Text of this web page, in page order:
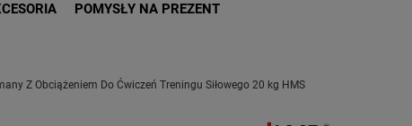
POMYSŁY NA PREZENT
Z Obciążeniem Do Ćwiczeń Treningu Siłowego 20 kg HMS